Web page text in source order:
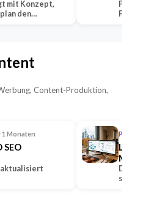
mit Konzept,
den
Post-
Content-Produktion,
1 Monaten
SEO
Profi
Die